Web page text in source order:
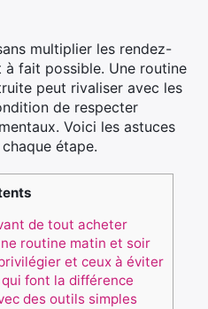
multiplier les rendez-
à fait possible. Une routine
peut rivaliser avec les
de respecter
Voici les astuces
étape.
de tout acheter
routine matin et soir
et ceux à éviter
font la différence
des outils simples